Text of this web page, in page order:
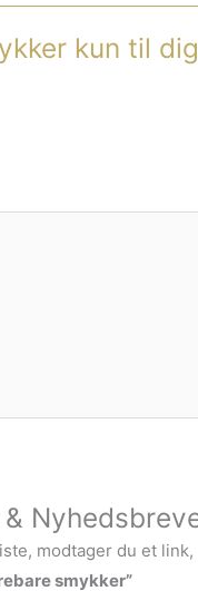
kun til dig
modtager du et
smykker”